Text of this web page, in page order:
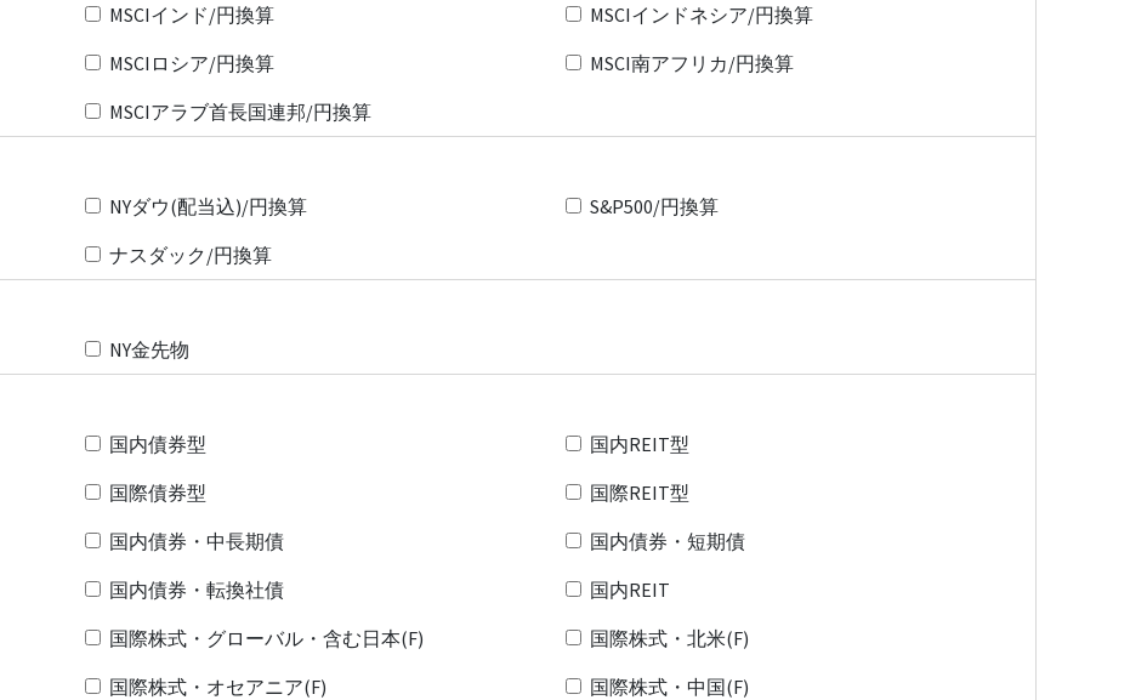
MSCIインド/円換算
MSCIインドネシア/円換算
MSCIロシア/円換算
MSCI南アフリカ/円換算
MSCIアラブ首長国連邦/円換算
NYダウ(配当込)/円換算
S&P500/円換算
ナスダック/円換算
NY金先物
国内債券型
国内REIT型
国際債券型
国際REIT型
国内債券・中長期債
国内債券・短期債
国内債券・転換社債
国内REIT
国際株式・グローバル・含む日本(F)
国際株式・北米(F)
国際株式・オセアニア(F)
国際株式・中国(F)